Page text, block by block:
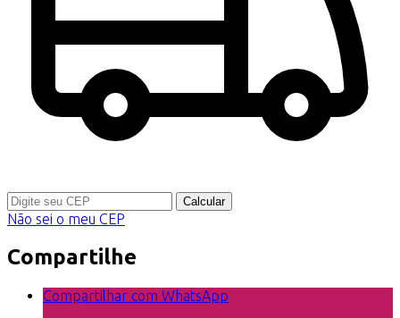
Calcular
Não sei o meu CEP
Compartilhe
Compartilhar com WhatsApp